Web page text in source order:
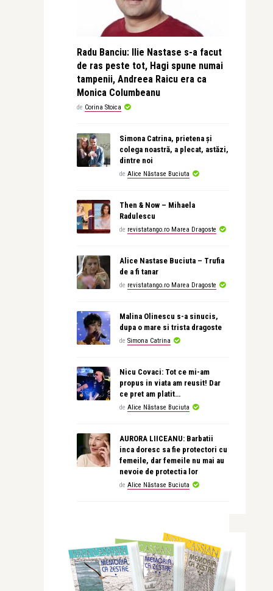
Radu Banciu: Ilie Nastase s-a facut
de ras peste tot, Hagi spune numai
tampenii, Andreea Raicu era ca
Monica Columbeanu
de Corina Stoica
Simona Catrina, prietena și
colega noastră, a plecat, astăzi,
dintre noi
de Alice Năstase Buciuta
Then & Now – Mihaela
Radulescu
de revistatango.ro Marea Dragoste
Alice Nastase Buciuta – Trufia
de a fi tanar
de revistatango.ro Marea Dragoste
Malina Olinescu s-a sinucis,
dupa o mare si trista dragoste
de Simona Catrina
Nicu Covaci: Tot ce mi-am
propus in viata am reusit! Dar
ce pret am platit…
de Alice Năstase Buciuta
AURORA LIICEANU: Barbatii
inca doresc sa fie protectori cu
femeile, dar femeile nu mai au
nevoie de protectia lor
de Alice Năstase Buciuta